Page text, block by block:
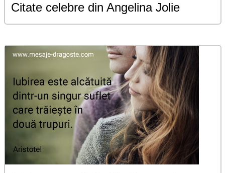
Citate celebre din Angelina Jolie